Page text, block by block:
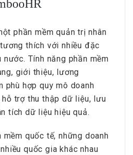
phần mềm quản trị nhân
thích với nhiều đặc
Tính năng phần mềm
giới thiệu, lương
phù hợp quy mô doanh
hỗ trợ thu thập dữ liệu, lưu
tích dữ liệu hiệu quả.
mềm quốc tế, những doanh
quốc gia khác nhau